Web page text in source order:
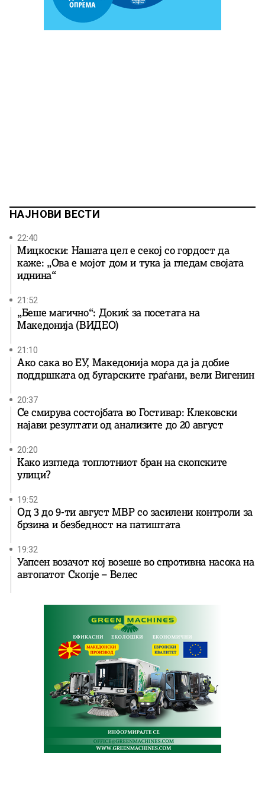
НАЈНОВИ ВЕСТИ
22:40
Мицкоски: Нашата цел е секој со гордост да
каже: „Ова е мојот дом и тука ја гледам својата
иднина“
21:52
„Беше магично“: Докиќ за посетата на
Македонија (ВИДЕО)
21:10
Ако сака во ЕУ, Македонија мора да ја добие
поддршката од бугарските граѓани, вели Вигенин
20:37
Се смирува состојбата во Гостивар: Клековски
најави резултати од анализите до 20 август
20:20
Како изгледа топлотниот бран на скопските
улици?
19:52
Од 3 до 9-ти август МВР со засилени контроли за
брзина и безбедност на патиштата
19:32
Уапсен возачот кој возеше во спротивна насока на
автопатот Скопје – Велес